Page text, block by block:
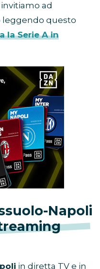
ad
leggendo questo
la Serie A in
Napoli
in diretta TV e in